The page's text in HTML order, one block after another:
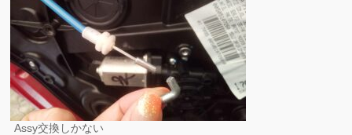
Assy交換しかない